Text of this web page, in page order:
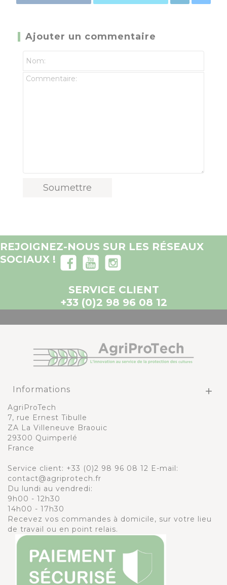
Ajouter un commentaire
REJOIGNEZ-NOUS SUR LES RÉSEAUX
SOCIAUX !
SERVICE CLIENT
+33 (0)2 98 96 08 12
Informations 
AgriProTech
7, rue Ernest Tibulle
ZA La Villeneuve Braouic
29300 Quimperlé
France
Service client: +33 (0)2 98 96 08 12 E-mail:
contact@agriprotech.fr
Du lundi au vendredi:
9h00 - 12h30
14h00 - 17h30
Recevez vos commandes à domicile, sur votre lieu
de travail ou en point relais.